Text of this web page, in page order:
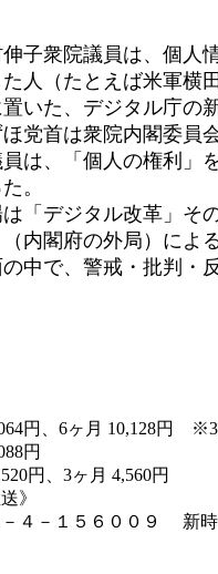
子衆院議員は、個人
人（たとえば米軍横
いた、デジタル庁の
党首は衆院内閣委員
は、「個人の権利」
。
「デジタル改革」そ
内閣府の外局）によ
の中で、警戒・批
円、6ヶ月 10,128円
円
円、3ヶ月 4,560円
》
４－１５６００９ 新時